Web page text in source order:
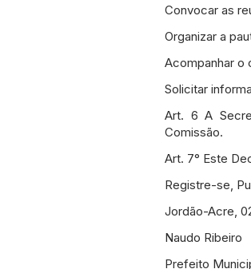
Convocar as
Organizar a
Acompanhar o
Solicitar
Art. 6 A
Comissão.
Art. 7° Este
Registre-se,
Jordão-Acre,
Naudo Ribeiro
Prefeito